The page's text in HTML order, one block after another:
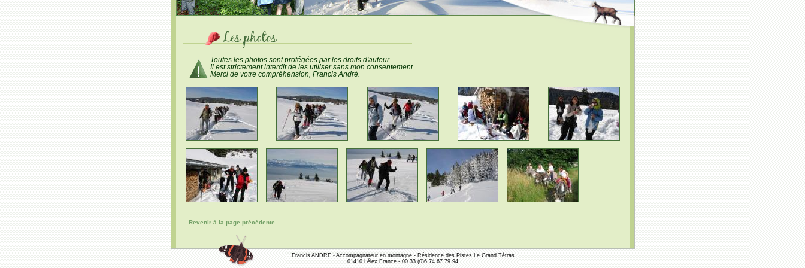
Toutes les photos sont protégées par les droits d'auteur.
Il est strictement interdit de les utiliser sans mon consentement.
Merci de votre compréhension, Francis André.
Revenir à la page précédente
Francis ANDRE - Accompagnateur en montagne - Résidence des Pistes Le Grand Tétras
01410 Lélex France - 00.33.(0)6.74.67.79.94